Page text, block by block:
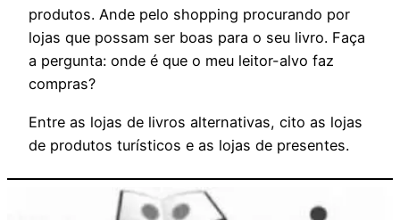
produtos. Ande pelo shopping procurando por
lojas que possam ser boas para o seu livro. Faça
a pergunta: onde é que o meu leitor-alvo faz
compras?
Entre as lojas de livros alternativas, cito as lojas
de produtos turísticos e as lojas de presentes.